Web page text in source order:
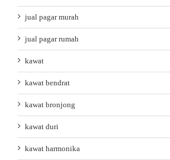
jual pagar murah
jual pagar rumah
kawat
kawat bendrat
kawat bronjong
kawat duri
kawat harmonika